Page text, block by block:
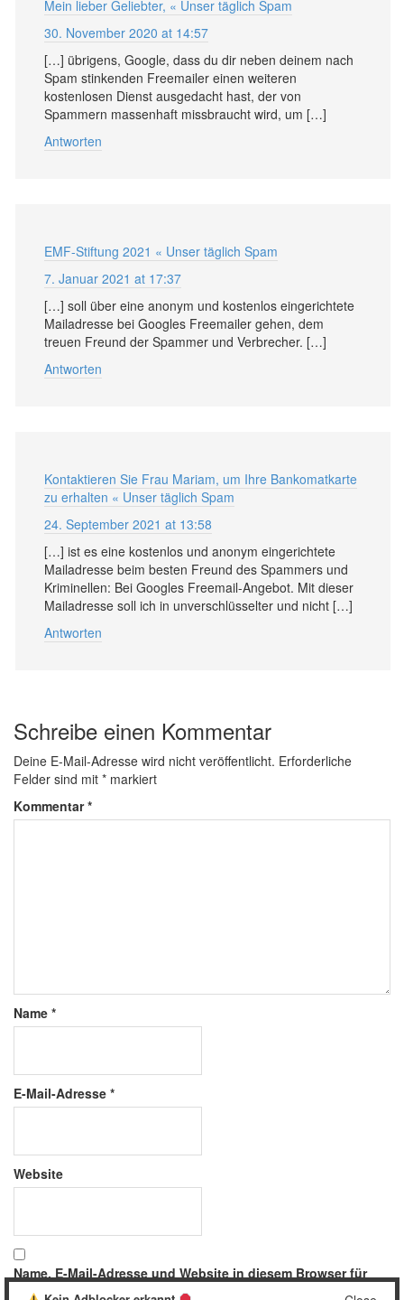
Mein lieber Geliebter, « Unser täglich Spam
30. November 2020 at 14:57
[…] übrigens, Google, dass du dir neben deinem nach
Spam stinkenden Freemailer einen weiteren
kostenlosen Dienst ausgedacht hast, der von
Spammern massenhaft missbraucht wird, um […]
Antworten
EMF-Stiftung 2021 « Unser täglich Spam
7. Januar 2021 at 17:37
[…] soll über eine anonym und kostenlos eingerichtete
Mailadresse bei Googles Freemailer gehen, dem
treuen Freund der Spammer und Verbrecher. […]
Antworten
Kontaktieren Sie Frau Mariam, um Ihre Bankomatkarte
zu erhalten « Unser täglich Spam
24. September 2021 at 13:58
[…] ist es eine kostenlos und anonym eingerichtete
Mailadresse beim besten Freund des Spammers und
Kriminellen: Bei Googles Freemail-Angebot. Mit dieser
Mailadresse soll ich in unverschlüsselter und nicht […]
Antworten
Schreibe einen Kommentar
Deine E-Mail-Adresse wird nicht veröffentlicht. Erforderliche
Felder sind mit * markiert
Kommentar*
Name *
E-Mail-Adresse *
Website
Name, E-Mail-Adresse und Website in diesem Browser für
meinen nächsten Kommentar speichern.